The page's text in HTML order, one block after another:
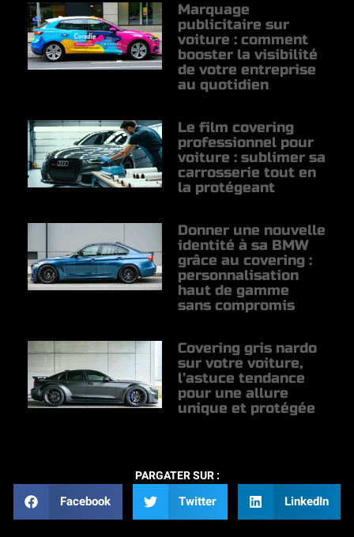
Marquage
publicitaire sur
voiture : comment
booster la visibilité
de votre entreprise
au quotidien
Le film covering
professionnel pour
voiture : sublimer sa
carrosserie tout en
la protégeant
Donner une nouvelle
identité à sa BMW
grâce au covering :
personnalisation
haut de gamme
sans compromis
Covering gris nardo
sur votre voiture,
l’astuce tendance
pour une allure
unique et protégée
PARGATER SUR :
Facebook Twitter LinkedIn